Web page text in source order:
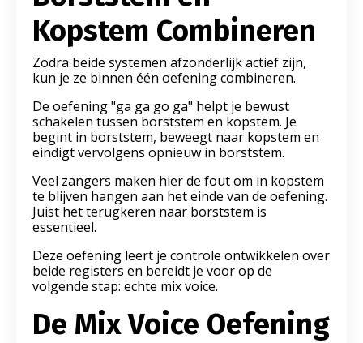
Kopstem Combineren
Zodra beide systemen afzonderlijk actief zijn,
kun je ze binnen één oefening combineren.
De oefening "ga ga go ga" helpt je bewust
schakelen tussen borststem en kopstem. Je
begint in borststem, beweegt naar kopstem en
eindigt vervolgens opnieuw in borststem.
Veel zangers maken hier de fout om in kopstem
te blijven hangen aan het einde van de oefening.
Juist het terugkeren naar borststem is
essentieel.
Deze oefening leert je controle ontwikkelen over
beide registers en bereidt je voor op de
volgende stap: echte mix voice.
De Mix Voice Oefening